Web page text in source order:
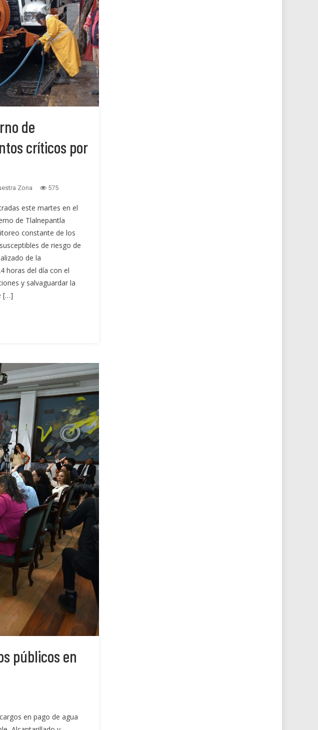
de
críticos por
Zona 575
este martes en el
de Tlalnepantla
constante de los
de riesgo de
de la
horas del día con el
y salvaguardar la
[…]
públicos en
en pago de agua